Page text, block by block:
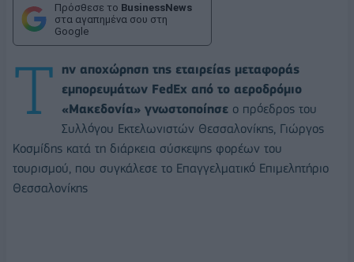
Πρόσθεσε το BusinessNews
στα αγαπημένα σου στη
Google
Τ
ην αποχώρηση της εταιρείας μεταφοράς
εμπορευμάτων FedEx από το αεροδρόμιο
«Μακεδονία» γνωστοποίησε ο πρόεδρος του
Συλλόγου Εκτελωνιστών Θεσσαλονίκης, Γιώργος
Κοσμίδης κατά τη διάρκεια σύσκεψης φορέων του
τουρισμού, που συγκάλεσε το Επαγγελματικό Επιμελητήριο
Θεσσαλονίκης